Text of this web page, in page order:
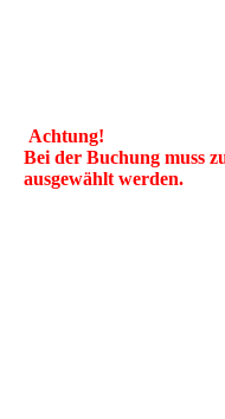
Achtung!
Bei der Buchung muss
ausgewählt werden.